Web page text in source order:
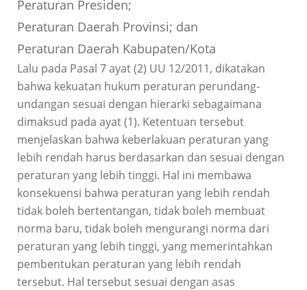
Peraturan Presiden;
Peraturan Daerah Provinsi; dan
Peraturan Daerah Kabupaten/Kota
Lalu pada Pasal 7 ayat (2) UU 12/2011, dikatakan
bahwa kekuatan hukum peraturan perundang-
undangan sesuai dengan hierarki sebagaimana
dimaksud pada ayat (1). Ketentuan tersebut
menjelaskan bahwa keberlakuan peraturan yang
lebih rendah harus berdasarkan dan sesuai dengan
peraturan yang lebih tinggi. Hal ini membawa
konsekuensi bahwa peraturan yang lebih rendah
tidak boleh bertentangan, tidak boleh membuat
norma baru, tidak boleh mengurangi norma dari
peraturan yang lebih tinggi, yang memerintahkan
pembentukan peraturan yang lebih rendah
tersebut. Hal tersebut sesuai dengan asas